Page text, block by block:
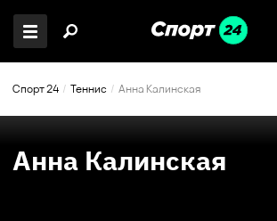
Спорт 24 Теннис Анна Калинская
Анна Калинская